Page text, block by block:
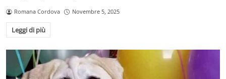
Romana Cordova Novembre 5, 2025
Leggi di più